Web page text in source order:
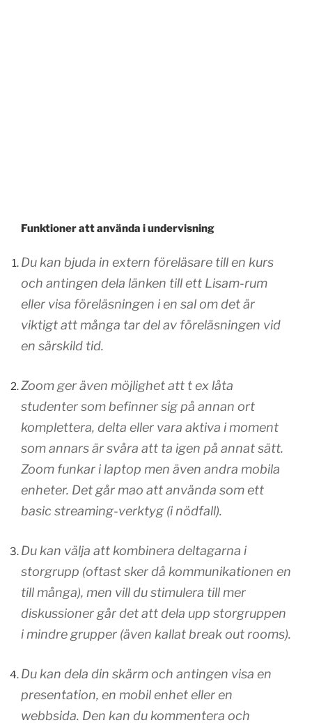
Funktioner att använda i undervisning
Du kan bjuda in extern föreläsare till en kurs
och antingen dela länken till ett Lisam-rum
eller visa föreläsningen i en sal om det är
viktigt att många tar del av föreläsningen vid
en särskild tid.
Zoom ger även möjlighet att t ex låta
studenter som befinner sig på annan ort
komplettera, delta eller vara aktiva i moment
som annars är svåra att ta igen på annat sätt.
Zoom funkar i laptop men även andra mobila
enheter. Det går mao att använda som ett
basic streaming-verktyg (i nödfall).
Du kan välja att kombinera deltagarna i
storgrupp (oftast sker då kommunikationen en
till många), men vill du stimulera till mer
diskussioner går det att dela upp storgruppen
i mindre grupper (även kallat break out rooms).
Du kan dela din skärm och antingen visa en
presentation, en mobil enhet eller en
webbsida. Den kan du kommentera och